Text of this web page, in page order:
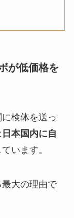
が低価格を
検体を送っ
日本国内に自
います。
大の理由で